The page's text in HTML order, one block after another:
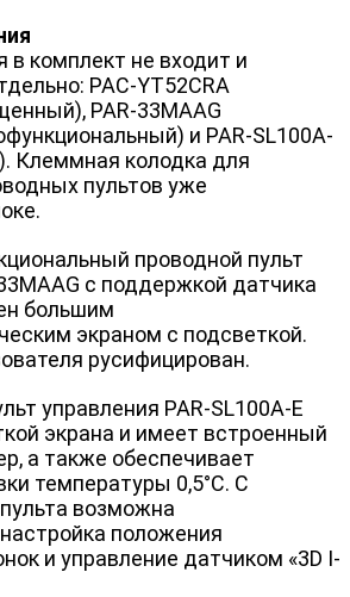
в комплект не входит и
PAC-YT52CRA
PAR-33MAAG
и PAR-SL100A-
Клеммная колодка для
пультов уже
проводной пульт
с поддержкой датчика
большим
экраном с подсветкой.
русифицирован.
управления PAR-SL100A-E
экрана и имеет встроенный
а также обеспечивает
температуры 0,5°С. С
возможна
положения
и управление датчиком «3D I-